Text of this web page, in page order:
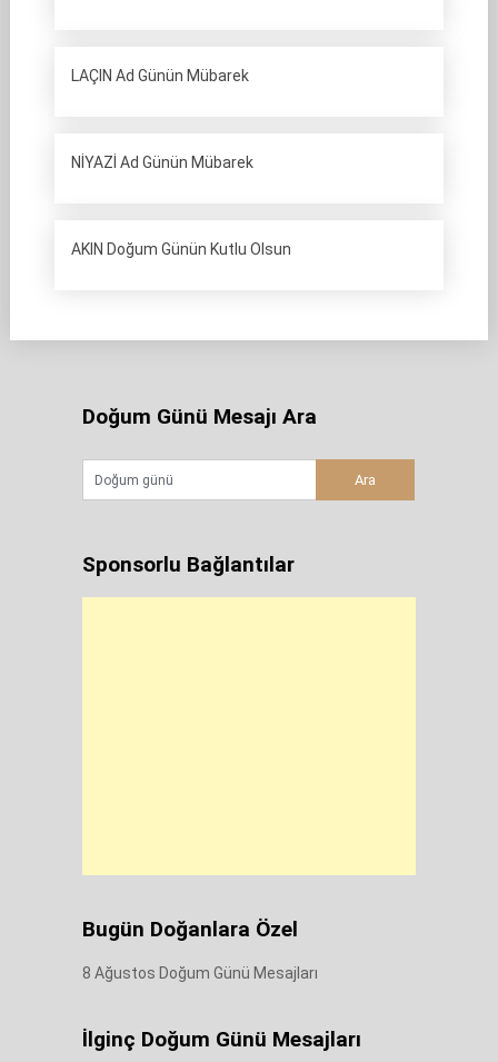
LAÇIN Ad Günün Mübarek
NİYAZİ Ad Günün Mübarek
AKIN Doğum Günün Kutlu Olsun
Doğum Günü Mesajı Ara
Sponsorlu Bağlantılar
Bugün Doğanlara Özel
8 Ağustos Doğum Günü Mesajları
İlginç Doğum Günü Mesajları